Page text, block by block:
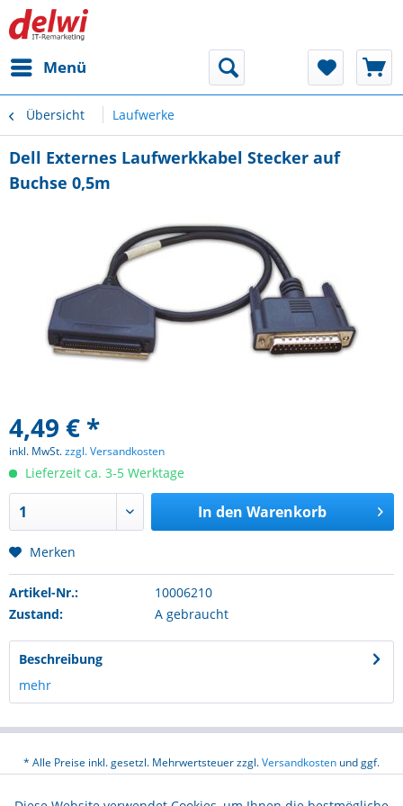
Menü
Übersicht Laufwerke
Dell Externes Laufwerkkabel Stecker auf
Buchse 0,5m
4,49 € *
inkl. MwSt.zzgl. Versandkosten
Lieferzeit ca. 3-5 Werktage
In den Warenkorb
Merken
Artikel-Nr.:
10006210
Zustand:
A gebraucht
Beschreibung
mehr
* Alle Preise inkl. gesetzl. Mehrwertsteuer zzgl.Versandkosten und ggf.